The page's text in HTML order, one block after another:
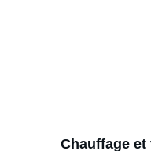
Chauffage